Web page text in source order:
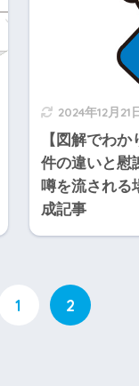
2024年12月21
【図解でわ
件の違いと慰
噂を流され
成記事
1 2